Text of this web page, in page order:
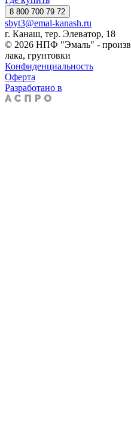
8 800 700 79 72
sbyt3@emal-kanash.ru
г. Канаш, тер. Элеватор, 18
© 2026 НПФ "Эмаль" -
лака, грунтовки
Конфиденциальность
Оферта
Разработано в